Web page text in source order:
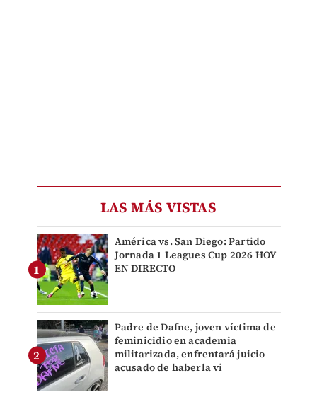
LAS MÁS VISTAS
América vs. San Diego: Partido
Jornada 1 Leagues Cup 2026 HOY
EN DIRECTO
Padre de Dafne, joven víctima de
feminicidio en academia
militarizada, enfrentará juicio
acusado de haberla vi